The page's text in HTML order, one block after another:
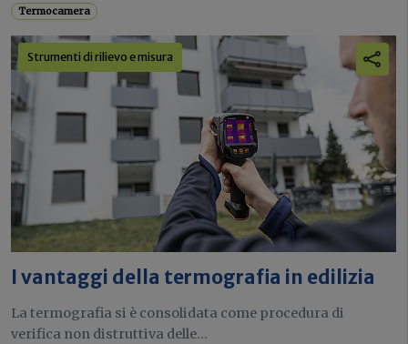
Termocamera
Strumenti di rilievo e misura
I vantaggi della termografia in edilizia
La termografia si è consolidata come procedura di
verifica non distruttiva delle...